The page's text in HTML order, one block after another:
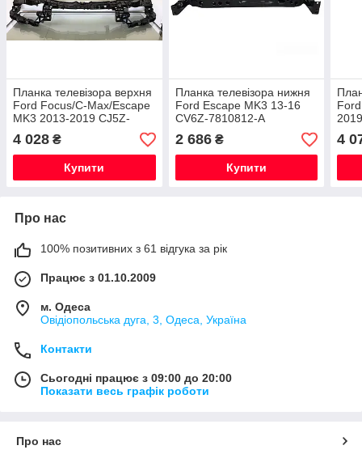
Планка телевізора верхня
Ford Focus/C-Max/Escape
MK3 2013-2019 CJ5Z-
8A284-A
4 028 ₴
Купити
Планка телевізора нижня
Ford Escape MK3 13-16
CV6Z-7810812-A
2 686₴
Купити
4
Про нас
100% позитивних з 61 відгука за рік
Працює з 01.10.2009
м. Одеса
Овідіопольська дуга, 3, Одеса, Україна
Контакти
Сьогодні працює з 09:00 до 20:00
Показати весь графік роботи
Про нас